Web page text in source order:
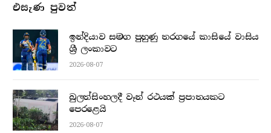
එසැණ පුව​ත්
ඉන්දියාව සමග පුහුණු තරගයේ කාසියේ වාසිය
ශ්‍රී ලංකාවට
2026-08-07
බුලත්සිංහලදී වෑන් රථයක් ප්‍රපාතයකට
පෙරළෙයි
2026-08-07